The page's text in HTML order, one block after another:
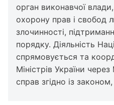
орган виконавчої
охорону прав і свобод
злочинності,
порядку. Діяльність
спрямовується та
Міністрів України через
справ згідно із